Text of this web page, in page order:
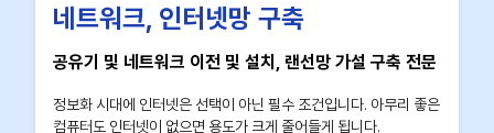
네트워크, 인터넷망 구축
공유기 및 네트워크 이전 및 설치, 랜선망 가설 구축 전문
정보화 시대에 인터넷은 선택이 아닌 필수 조건입니다. 아무리 좋은
컴퓨터도 인터넷이 없으면 용도가 크게 줄어들게 됩니다.